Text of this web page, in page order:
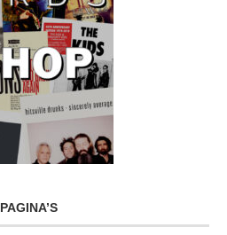
PAGINA’S